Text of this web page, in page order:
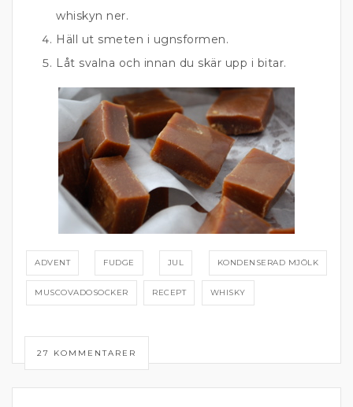
whiskyn ner.
Häll ut smeten i ugnsformen.
Låt svalna och innan du skär upp i bitar.
ADVENT FUDGE JUL KONDENSERAD MJÖLK
MUSCOVADOSOCKER RECEPT WHISKY
27 KOMMENTARER